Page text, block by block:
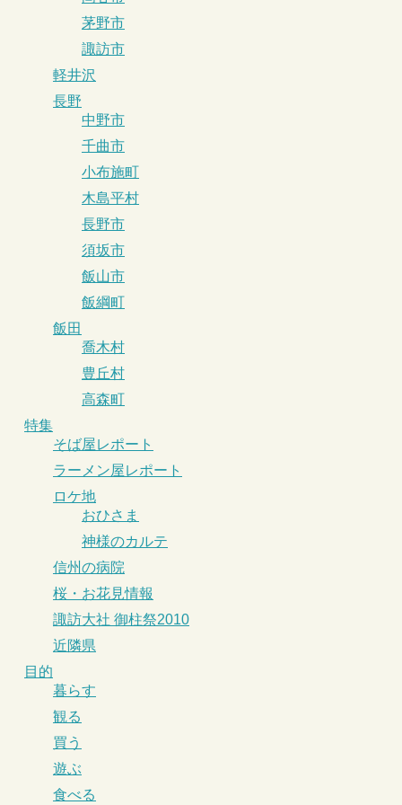
茅野市
諏訪市
軽井沢
長野
中野市
千曲市
小布施町
木島平村
長野市
須坂市
飯山市
飯綱町
飯田
喬木村
豊丘村
高森町
特集
そば屋レポート
ラーメン屋レポート
ロケ地
おひさま
神様のカルテ
信州の病院
桜・お花見情報
諏訪大社 御柱祭2010
近隣県
目的
暮らす
観る
買う
遊ぶ
食べる